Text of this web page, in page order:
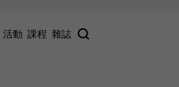
活動 課程 雜誌